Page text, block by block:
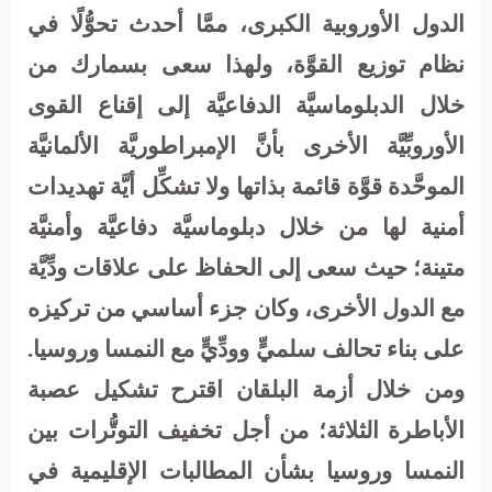
الدول الأوروبية الكبرى، ممَّا أحدث تحوُّلًا في
نظام توزيع القوَّة، ولهذا سعى بسمارك من
خلال الدبلوماسيَّة الدفاعيَّة إلى إقناع القوى
الأوروبِّيَّة الأخرى بأنَّ الإمبراطوريَّة الألمانيَّة
الموحَّدة قوَّة قائمة بذاتها ولا تشكِّل أيَّة تهديدات
أمنية لها من خلال دبلوماسيَّة دفاعيَّة وأمنيَّة
متينة؛ حيث سعى إلى الحفاظ على علاقات ودِّيَّة
مع الدول الأخرى، وكان جزء أساسي من تركيزه
على بناء تحالف سلميٍّ وودِّيٍّ مع النمسا وروسيا.
ومن خلال أزمة البلقان اقترح تشكيل عصبة
الأباطرة الثلاثة؛ من أجل تخفيف التوتُّرات بين
النمسا وروسيا بشأن المطالبات الإقليمية في